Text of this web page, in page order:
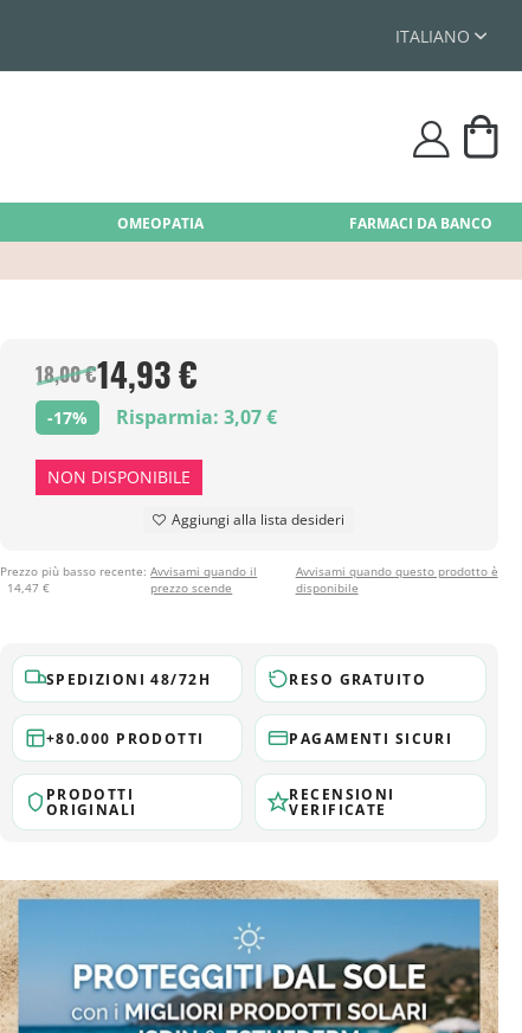
ITALIANO
user
OMEOPATIA FARMACI DA BANCO
18,00 €14,93 €
-17% Risparmia: 3,07 €
NON DISPONIBILE
Aggiungi alla lista desideri
Prezzo più basso recente:
14,47 €
Avvisami quando il
prezzo scende
Avvisami quando questo prodotto è
disponibile
SPEDIZIONI 48/72H RESO GRATUITO
+80.000 PRODOTTI PAGAMENTI SICURI
PRODOTTI
ORIGINALI
RECENSIONI
VERIFICATE